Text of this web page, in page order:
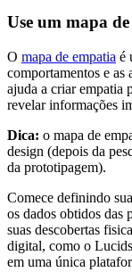
Use um mapa
O mapa de empatia é
comportamentos e as
ajuda a criar empatia
revelar informações
Dica: o mapa de
design (depois da
da prototipagem).
Comece definindo
os dados obtidos das
suas descobertas
digital, como o
em uma única